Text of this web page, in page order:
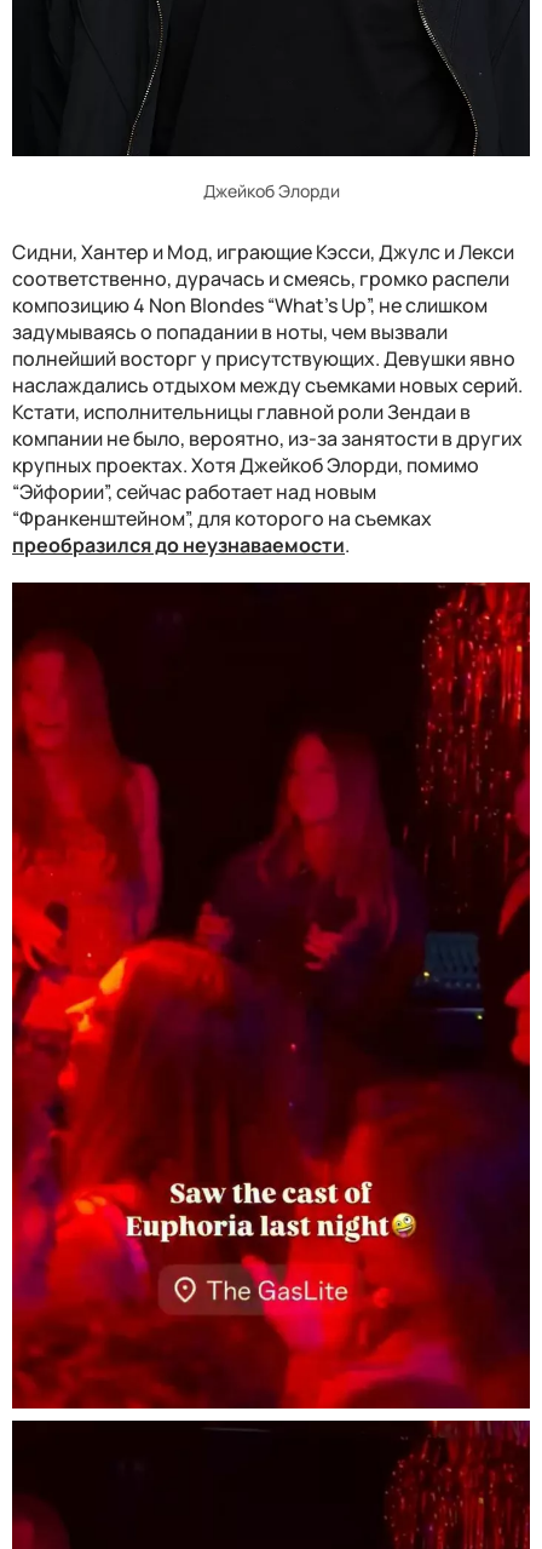
Джейкоб Элорди
Сидни, Хантер и Мод, играющие Кэсси, Джулс и Лекси
соответственно, дурачась и смеясь, громко распели
композицию 4 Non Blondes “What's Up”, не слишком
задумываясь о попадании в ноты, чем вызвали
полнейший восторг у присутствующих. Девушки явно
наслаждались отдыхом между съемками новых серий.
Кстати, исполнительницы главной роли Зендаи в
компании не было, вероятно, из-за занятости в других
крупных проектах. Хотя Джейкоб Элорди, помимо
“Эйфории”, сейчас работает над новым
“Франкенштейном”, для которого на съемках
преобразился до неузнаваемости.